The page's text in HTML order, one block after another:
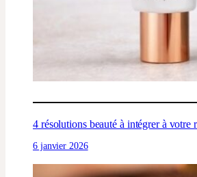
4 résolutions beauté à intégrer à votre
6 janvier 2026